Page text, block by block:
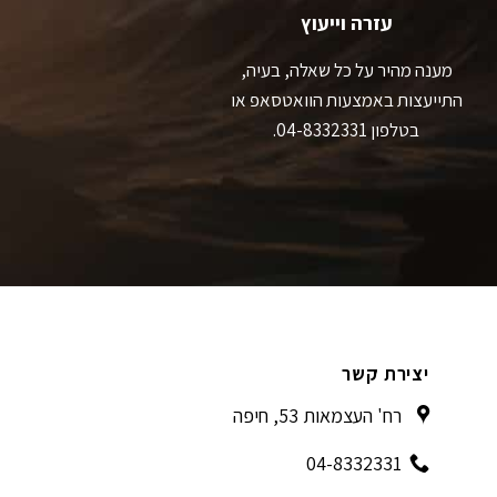
עזרה וייעוץ
מענה מהיר על כל שאלה, בעיה,
התייעצות באמצעות הוואטסאפ או
בטלפון 04-8332331.
יצירת קשר
רח' העצמאות 53, חיפה
04-8332331